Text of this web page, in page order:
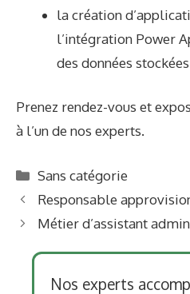
la création
l’intégration Power
des données
Prenez rendez-vous et
à l’un de nos experts.
Categories
Sans catégorie
Responsable
Métier d’assistant
Nos experts